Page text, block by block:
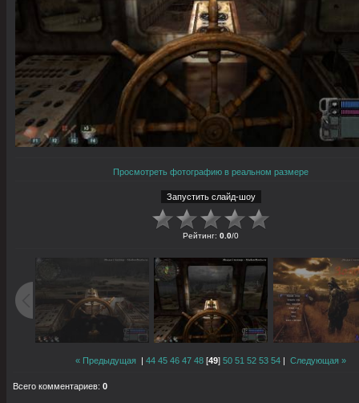
Просмотреть фотографию в реальном размере
Рейтинг: 0.0/0
« Предыдущая |44 45 46 47 48 [49]50 51 52 53 54 |Следующая »
Всего комментариев: 0